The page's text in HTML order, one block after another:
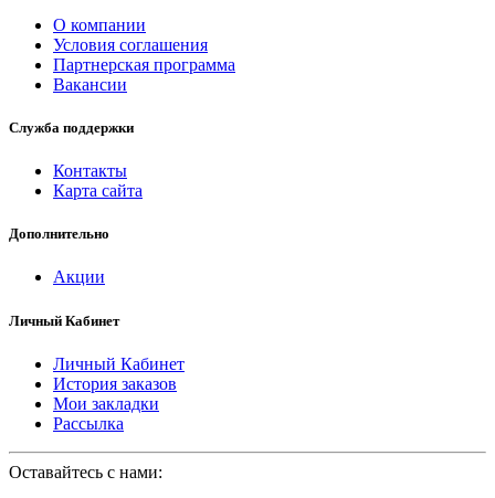
О компании
Условия соглашения
Партнерская программа
Вакансии
Служба поддержки
Контакты
Карта сайта
Дополнительно
Акции
Личный Кабинет
Личный Кабинет
История заказов
Мои закладки
Рассылка
Оставайтесь с нами: